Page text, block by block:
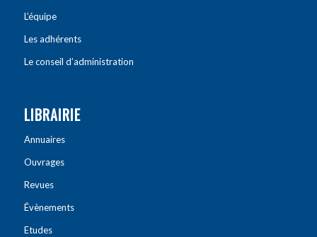
L’équipe
Les adhérents
Le conseil d’administration
LIBRAIRIE
Annuaires
Ouvrages
Revues
Évènements
Etudes